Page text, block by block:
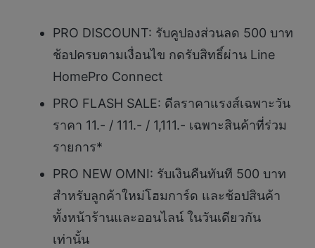
PRO DISCOUNT: รับคูปองส่วนลด 500 บาท
ช้อปครบตามเงื่อนไข กดรับสิทธิ์ผ่าน Line
HomePro Connect
PRO FLASH SALE: ดีลราคาแรงส์เฉพาะวัน
ราคา 11.- / 111.- / 1,111.- เฉพาะสินค้าที่ร่วม
รายการ*
PRO NEW OMNI: รับเงินคืนทันที 500 บาท
สำหรับลูกค้าใหม่โฮมการ์ด และช้อปสินค้า
ทั้งหน้าร้านและออนไลน์ ในวันเดียวกัน
เท่านั้น